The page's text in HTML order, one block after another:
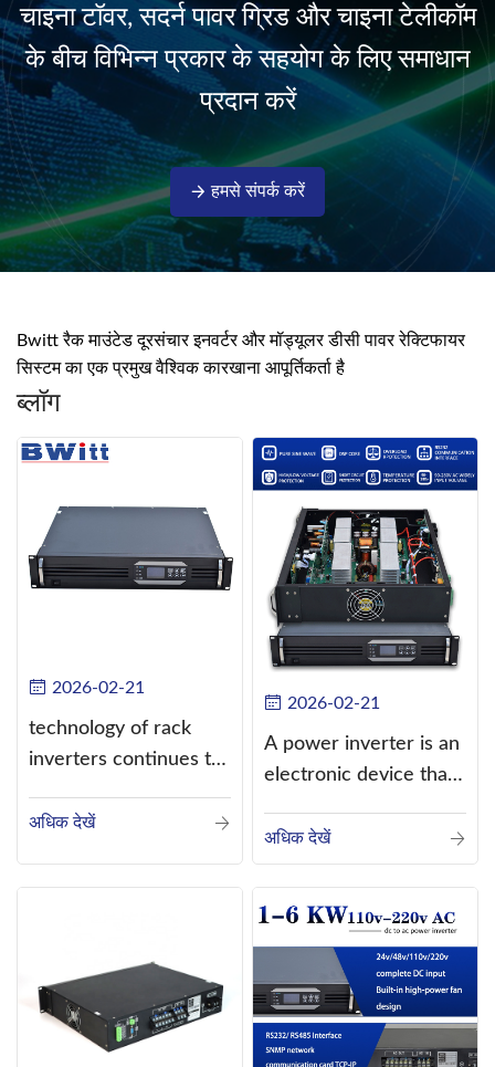
isolati...
चाइना टॉवर, सदर्न पावर ग्रिड और चाइना टेलीकॉम
के बीच विभिन्न प्रकार के सहयोग के लिए समाधान
प्रदान करें
हमसे संपर्क करें
Bwitt रैक माउंटेड दूरसंचार इनवर्टर और मॉड्यूलर डीसी पावर रेक्टिफायर
सिस्टम का एक प्रमुख वैश्विक कारखाना आपूर्तिकर्ता है
ब्लॉग
2026-02-21
technology of rack
inverters continues to
अधिक देखें
2026-02-21
A power inverter is an
electronic device that
current (DC) into
alternating current
अधिक देखें